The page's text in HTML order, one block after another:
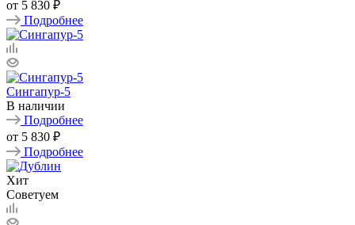
от 5 830 ₽
Подробнее
Сингапур-5
В наличии
Подробнее
от 5 830 ₽
Подробнее
Хит
Советуем